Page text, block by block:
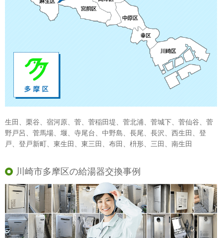
生田、栗谷、宿河原、菅、菅稲田堤、菅北浦、菅城下、菅仙谷、菅
野戸呂、菅馬場、堰、寺尾台、中野島、長尾、長沢、西生田、登
戸、登戸新町、東生田、東三田、布田、枡形、三田、南生田
川崎市多摩区の給湯器交換事例